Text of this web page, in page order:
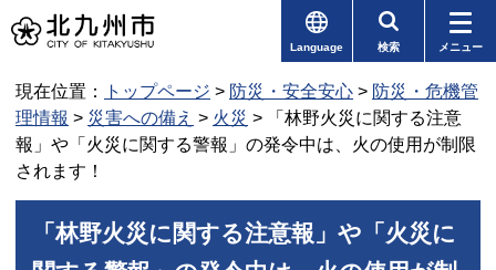
Language 検索 メニュー
現在位置： トップページ > 防災・安全安心 > 防災・危機管
理情報 > 災害への備え > 火災 > 「林野火災に関する注意
報」や「火災に関する警報」の発令中は、火の使用が制限
されます！
「林野火災に関する注意報」や「火災に